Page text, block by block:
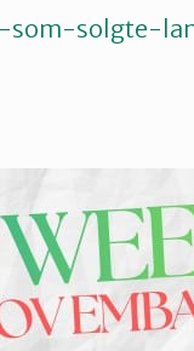
som-solgte-